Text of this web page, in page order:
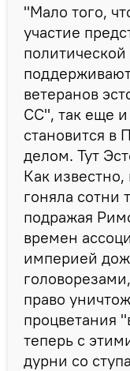
"Мало того,
участие
ветеранов
СС", так еще
становится в
делом. Тут
Как известно,
гоняла сотни
подражая
времен
империей
право
процветания
теперь с
дурни со